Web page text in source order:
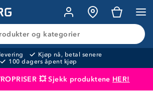
og kategorier
Kjøp nå, betal senere
100 dagers åpent kjøp
💥 Sjekk produktene HER!